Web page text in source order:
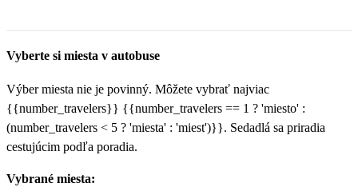
Vyberte si miesta v autobuse
Výber miesta nie je povinný. Môžete vybrať najviac
{{number_travelers}} {{number_travelers == 1 ? 'miesto' :
(number_travelers < 5 ? 'miesta' : 'miest')}}. Sedadlá sa priradia
cestujúcim podľa poradia.
Vybrané miesta: